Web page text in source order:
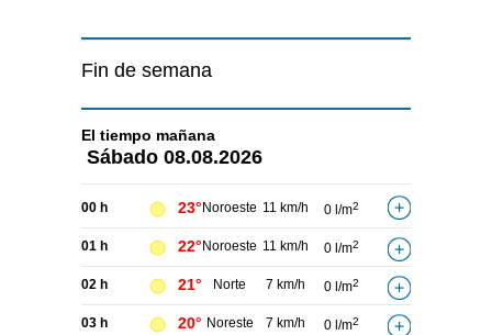
Fin de semana
El tiempo mañana
Sábado 08.08.2026
00 h 23° Noroeste 11 km/h 0 l/m2
01 h 22° Noroeste 11 km/h 0 l/m2
02 h 21° Norte 7 km/h 0 l/m2
03 h 20° Noreste 7 km/h 0 l/m2